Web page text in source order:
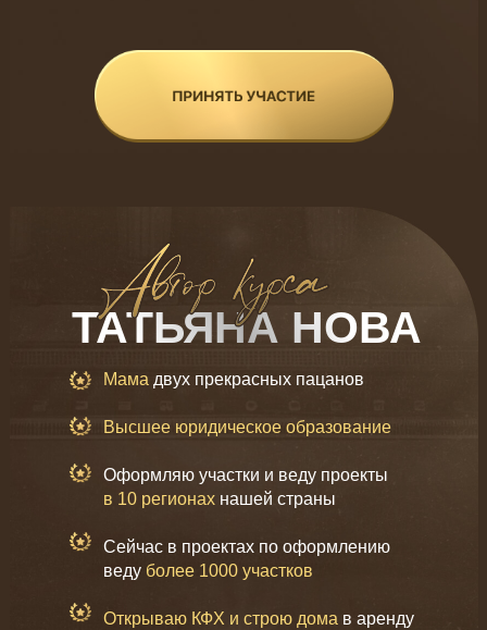
ТАТЬЯНА НОВА
Мама двух прекрасных пацанов
Высшее юридическое образование
Оформляю участки и веду проекты
в 10 регионах нашей страны
Сейчас в проектах по оформлению
веду более 1000 участков
Открываю КФХ и строю дома в аренду